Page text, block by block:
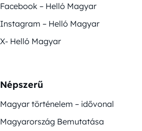
Facebook – Helló Magyar
Instagram – Helló Magyar
X- Helló Magyar
Népszerű
Magyar történelem – idővonal
Magyarország Bemutatása